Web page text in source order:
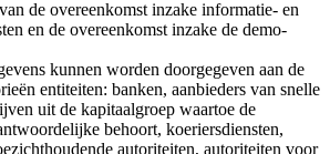
de overeenkomst inzake informatie- en
en de overeenkomst inzake de demo-
kunnen worden doorgegeven aan de
entiteiten: banken, aanbieders van snelle
uit de kapitaalgroep waartoe de
behoort, koeriersdiensten,
autoriteiten, autoriteiten voor